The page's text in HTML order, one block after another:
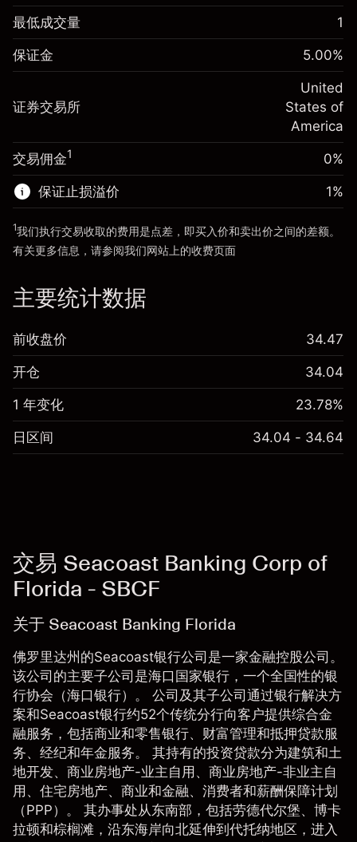
保证金。您的投资 $1,000.00
隔夜仓息
-0.021568
%
(-$4.31)
来自杠杆的资金 - 美元（大约值）
$19,000.00
前往平台
保证金。您的投资 $1,000.00
隔夜仓息
-0.000654
%
(-$0.13)
$20,000.00
来自杠杆的资金 - 美元（大约值）$19,000.00
前往平台
最低成交量 1
保证金 5.00%
证券交易所
United
States of
America
交易佣金1 0%
保证止损溢价 1%
1我们执行交易收取的费用是点差，即买入价和卖出价之间的差额。
有关更多信息，请参阅我们网站上的收费页面
主要统计数据
前收盘价 34.47
开仓 34.04
1 年变化 23.78%
日区间 34.04 - 34.64
交易 Seacoast Banking Corp of
Florida - SBCF
关于 Seacoast Banking Florida
佛罗里达州的Seacoast银行公司是一家金融控股公司。
该公司的主要子公司是海口国家银行，一个全国性的银
行协会（海口银行）。 公司及其子公司通过银行解决方
案和Seacoast银行约52个传统分行向客户提供综合金
融服务，包括商业和零售银行、财富管理和抵押贷款服
务、经纪和年金服务。 其持有的投资贷款分为建筑和土
地开发、商业房地产-业主自用、商业房地产-非业主自
用、住宅房地产、商业和金融、消费者和薪酬保障计划
（PPP）。 其办事处从东南部，包括劳德代尔堡、博卡
拉顿和棕榈滩，沿东海岸向北延伸到代托纳地区，进入